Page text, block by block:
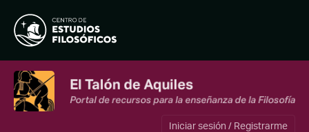
Iniciar sesión / Registrarme